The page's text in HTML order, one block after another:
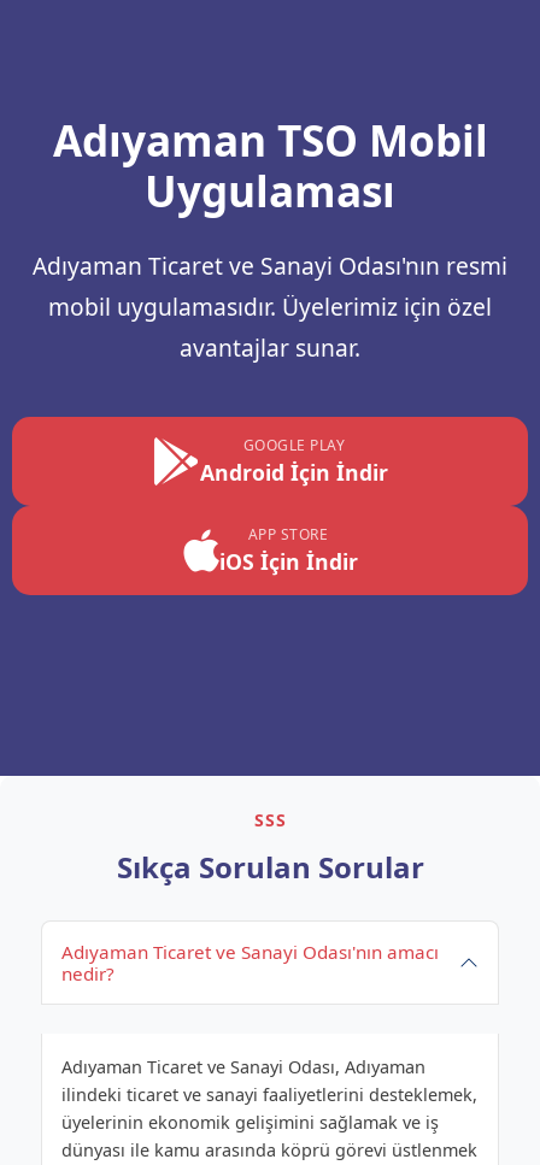
Adıyaman TSO Mobil
Uygulaması
Adıyaman Ticaret ve Sanayi Odası'nın resmi
mobil uygulamasıdır. Üyelerimiz için özel
avantajlar sunar.
GOOGLE PLAY
Android İçin İndir
APP STORE
iOS İçin İndir
SSS
Sıkça Sorulan Sorular
Adıyaman Ticaret ve Sanayi Odası'nın amacı
nedir?
Adıyaman Ticaret ve Sanayi Odası, Adıyaman
ilindeki ticaret ve sanayi faaliyetlerini desteklemek,
üyelerinin ekonomik gelişimini sağlamak ve iş
dünyası ile kamu arasında köprü görevi üstlenmek